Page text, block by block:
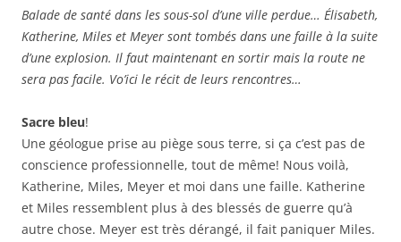
Balade de santé dans les sous-sol d’une ville perdue… Élisabeth,
Katherine, Miles et Meyer sont tombés dans une faille à la suite
d’une explosion. Il faut maintenant en sortir mais la route ne
sera pas facile. Vo’ici le récit de leurs rencontres…
Sacre bleu!
Une géologue prise au piège sous terre, si ça c’est pas de
conscience professionnelle, tout de même! Nous voilà,
Katherine, Miles, Meyer et moi dans une faille. Katherine
et Miles ressemblent plus à des blessés de guerre qu’à
autre chose. Meyer est très dérangé, il fait paniquer Miles.